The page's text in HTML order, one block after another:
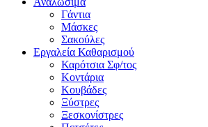
Γάντια
Μάσκες
Σακούλες
Εργαλεία Καθαρισμού
Καρότσια Σφ/τος
Κοντάρια
Κουβάδες
Ξύστρες
Ξεσκονίστρες